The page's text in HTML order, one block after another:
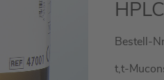
Bestell-
t,t-